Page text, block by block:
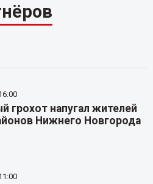
грохот напугал жителей
Нижнего Новгорода